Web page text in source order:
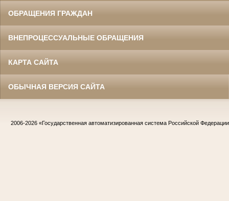
ОБРАЩЕНИЯ ГРАЖДАН
ВНЕПРОЦЕССУАЛЬНЫЕ ОБРАЩЕНИЯ
КАРТА САЙТА
ОБЫЧНАЯ ВЕРСИЯ САЙТА
2006-2026 «Государственная автоматизированная система Российской